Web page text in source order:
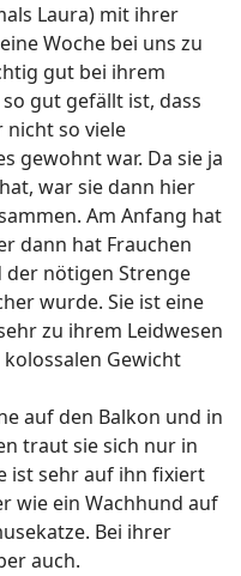
Laura) mit ihrer
Woche bei uns zu
gut bei ihrem
gut gefällt ist, dass
nicht so viele
gewohnt war. Da sie ja
war sie dann hier
Am Anfang hat
dann hat Frauchen
nötigen Strenge
wurde. Sie ist eine
zu ihrem Leidwesen
Gewicht
auf den Balkon und in
traut sie sich nur in
ist sehr auf ihn fixiert
wie ein Wachhund auf
Bei ihrer
auch.